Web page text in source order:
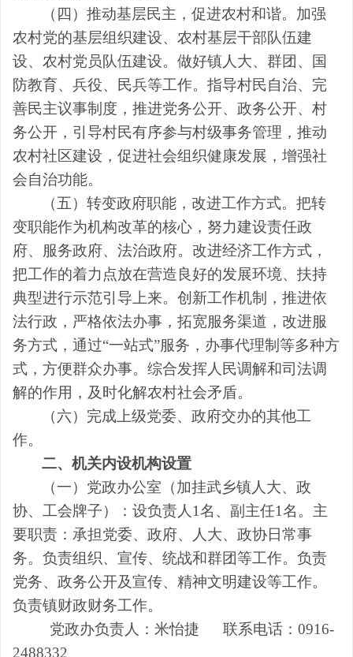
（四）推动基层民主，促进农村和谐。 加强
农村党的基层组织建设、农村基层干部队伍建
设、农村党员队伍建设。做好镇人大、群团、国
防教育、兵役、民兵等工作。指导村民自治、完
善民主议事制度，推进党务公开、政务公开、村
务公开，引导村民有序参与村级事务管理，推动
农村社区建设，促进社会组织健康发展，增强社
会自治功能。
（五）转变政府职能，改进工作方式。把转
变职能作为机构改革的核心，努力建设责任政
府、服务政府、法治政府。改进经济工作方式，
把工作的着力点放在营造良好的发展环境、扶持
典型进行示范引导上来。创新工作机制，推进依
法行政，严格依法办事，拓宽服务渠道，改进服
务方式，通过“一站式”服务，办事代理制等多种方
式，方便群众办事。综合发挥人民调解和司法调
解的作用，及时化解农村社会矛盾。
（六）完成上级党委、政府交办的其他工
作。
二、机关内设机构设置
（一）党政办公室（加挂武乡镇人大、政
协、工会牌子）
：设负责人 1名 、副主任1名 。主
要职责：承担党委、政府、人大、政协日常事
务。负责组织、宣传、统战和群团等工作。负责
党务、政务公开及宣传、精神文明建设等工作。
负责镇财政财务工作。
党政办负责人 ：米怡捷 联系电话：0916-
2488332